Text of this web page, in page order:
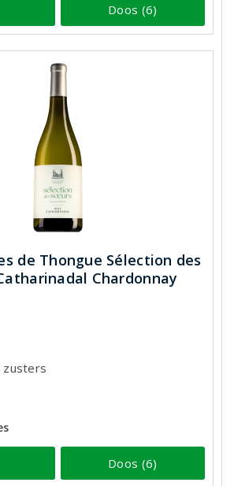
Doos (6)
de Thongue Sélection des
Chardonnay
zusters
Doos (6)